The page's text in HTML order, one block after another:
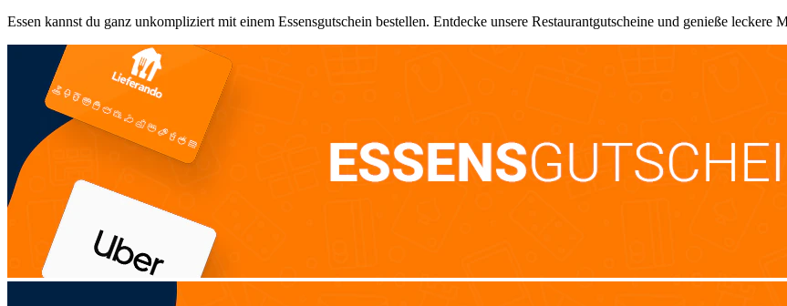
Essen kannst du ganz unkompliziert mit einem Essensgutschein bestellen. Entdecke unsere Restaurantgutscheine und genieße